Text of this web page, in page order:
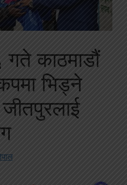
काठमाडौं
भिड्ने